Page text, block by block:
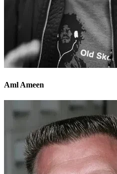
Aml Ameen